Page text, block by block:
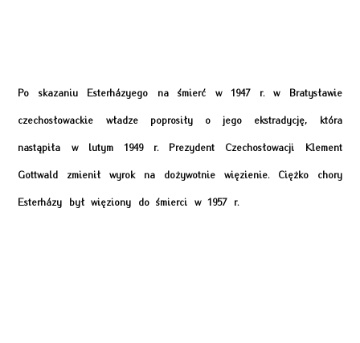
Po skazaniu Esterházyego na śmierć w 1947 r. w Bratysławie
czechosłowackie władze poprosiły o jego ekstradycję, która
nastąpiła w lutym 1949 r. Prezydent Czechosłowacji Klement
Gottwald zmienił wyrok na dożywotnie więzienie. Ciężko chory
Esterházy był więziony do śmierci w 1957 r.